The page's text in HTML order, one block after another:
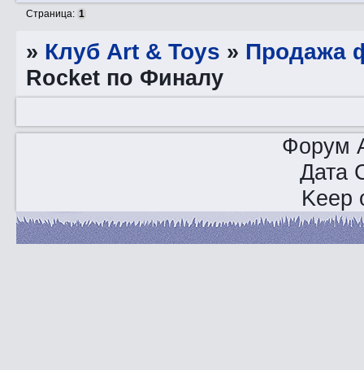
Страница: 1
» Клуб Art & Toys » Продажа
Rocket по Финалу
Форум
Дата
Keep